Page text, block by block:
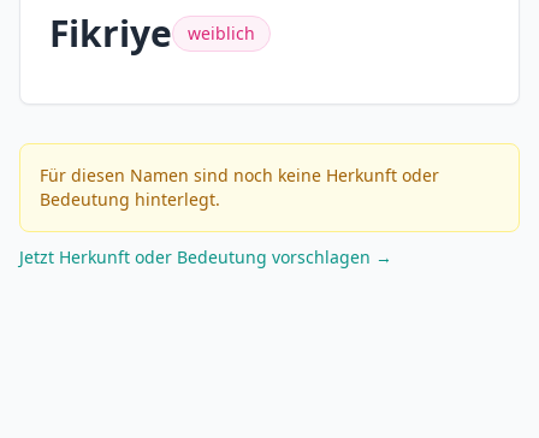
Fikriye weiblich
Für diesen Namen sind noch keine Herkunft oder
Bedeutung hinterlegt.
Jetzt Herkunft oder Bedeutung vorschlagen →